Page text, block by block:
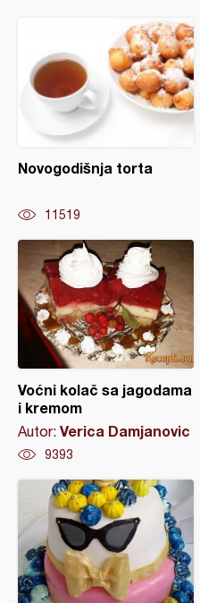
Novogodišnja torta
11519
Voćni kolač sa jagodama
i kremom
Autor: Verica Damjanovic
9393